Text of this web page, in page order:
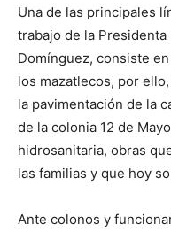
Una de las principales
trabajo de la
Domínguez, consiste
los mazatlecos, por
la pavimentación de la
de la colonia 12 de
hidrosanitaria, obras
las familias y que hoy
Ante colonos y